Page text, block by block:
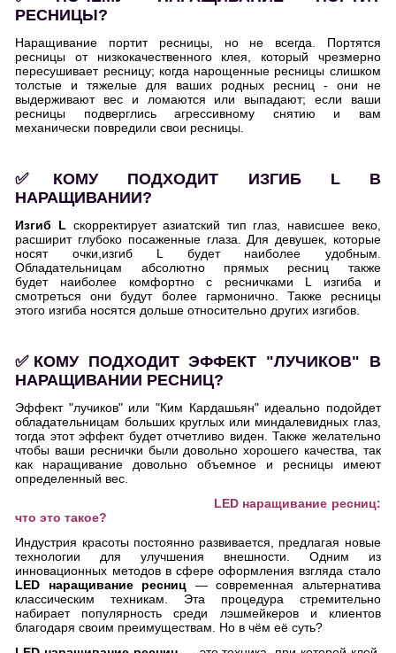
РЕСНИЦЫ?
Наращивание портит ресницы, но не всегда. Портятся
ресницы от низкокачественного клея, который чрезмерно
пересушивает ресницу; когда нарощенные ресницы слишком
толстые и тяжелые для ваших родных ресниц - они не
выдерживают вес и ломаются или выпадают; если ваши
ресницы подверглись агрессивному снятию и вам
механически повредили свои ресницы.
✅КОМУ ПОДХОДИТ ИЗГИБ L В
НАРАЩИВАНИИ?
Изгиб L скорректирует азиатский тип глаз, нависшее веко,
расширит глубоко посаженные глаза. Для девушек, которые
носят очки,изгиб L будет наиболее удобным.
Обладательницам абсолютно прямых ресниц также
будет наиболее комфортно с ресничками L изгиба и
смотреться они будут более гармонично. Также ресницы
этого изгиба носятся дольше относительно других изгибов.
✅КОМУ ПОДХОДИТ ЭФФЕКТ "ЛУЧИКОВ" В
НАРАЩИВАНИИ РЕСНИЦ?
Эффект "лучиков" или "Ким Кардашьян" идеально подойдет
обладательницам больших круглых или миндалевидных глаз,
тогда этот эффект будет отчетливо виден. Также желательно
чтобы ваши реснички были довольно хорошего качества, так
как наращивание довольно объемное и ресницы имеют
определенный вес.
LED наращивание ресниц:
что это такое?
Индустрия красоты постоянно развивается, предлагая новые
технологии для улучшения внешности. Одним из
инновационных методов в сфере оформления взгляда стало
LED наращивание ресниц — современная альтернатива
классическим техникам. Эта процедура стремительно
набирает популярность среди лэшмейкеров и клиентов
благодаря своим преимуществам. Но в чём её суть?